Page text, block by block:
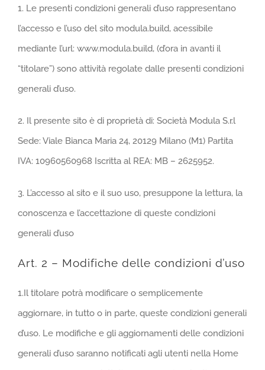
1. Le presenti condizioni generali d’uso rappresentano
l’accesso e l’uso del sito modula.build, acessibile
mediante l’url: www.modula.build, (d’ora in avanti il
“titolare”) sono attività regolate dalle presenti condizioni
generali d’uso.
2. Il presente sito è di proprietà di: Società Modula S.r.l
Sede: Viale Bianca Maria 24, 20129 Milano (M1) Partita
IVA: 10960560968 Iscritta al REA: MB – 2625952.
3. L’accesso al sito e il suo uso, presuppone la lettura, la
conoscenza e l’accettazione di queste condizioni
generali d’uso
Art. 2 – Modifiche delle condizioni d’uso
1.Il titolare potrà modificare o semplicemente
aggiornare, in tutto o in parte, queste condizioni generali
d’uso. Le modifiche e gli aggiornamenti delle condizioni
generali d’uso saranno notificati agli utenti nella Home